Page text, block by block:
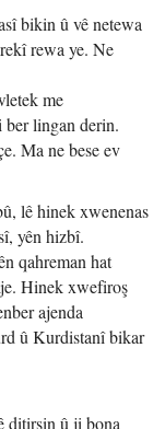
bikin û vê netewa
rewa ye. Ne
me
ber lingan derin.
Ma ne bese ev
lê hinek xwenenas
yên hizbî.
qahreman hat
Hinek xwefiroş
ajenda
û Kurdistanî bikar
ditirsin û ji bona